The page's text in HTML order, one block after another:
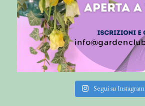
Segui su Instagram